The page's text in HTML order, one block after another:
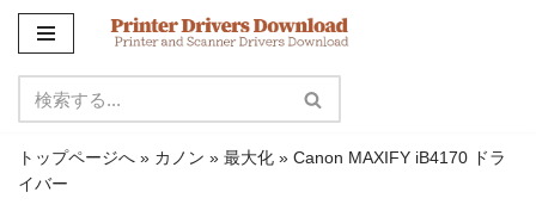
ン
テ
ン
ツ
トップページへ » カノン » 最大化 » Canon MAXIFY iB4170 ドラ
イバー